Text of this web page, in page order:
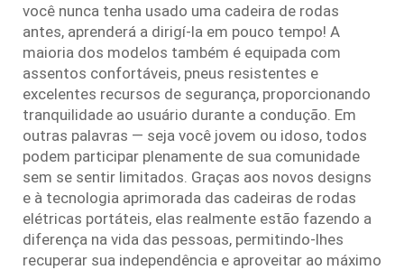
você nunca tenha usado uma cadeira de rodas
antes, aprenderá a dirigí-la em pouco tempo! A
maioria dos modelos também é equipada com
assentos confortáveis, pneus resistentes e
excelentes recursos de segurança, proporcionando
tranquilidade ao usuário durante a condução. Em
outras palavras — seja você jovem ou idoso, todos
podem participar plenamente de sua comunidade
sem se sentir limitados. Graças aos novos designs
e à tecnologia aprimorada das cadeiras de rodas
elétricas portáteis, elas realmente estão fazendo a
diferença na vida das pessoas, permitindo-lhes
recuperar sua independência e aproveitar ao máximo